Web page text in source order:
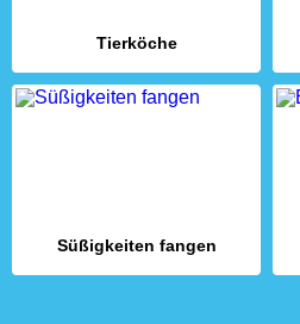
Tierköche
Süßigkeiten fangen